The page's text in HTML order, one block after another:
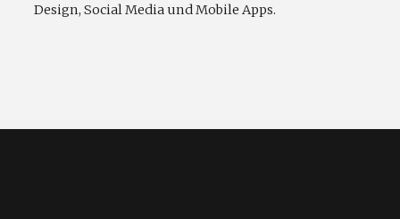
Design, Social Media und Mobile Apps.